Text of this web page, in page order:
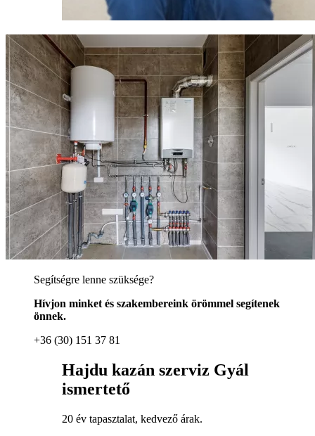
Segítségre lenne szüksége?
Hívjon minket és szakembereink örömmel segítenek
önnek.
+36 (30) 151 37 81
Hajdu kazán szerviz Gyál
ismertető
20 év tapasztalat, kedvező árak.